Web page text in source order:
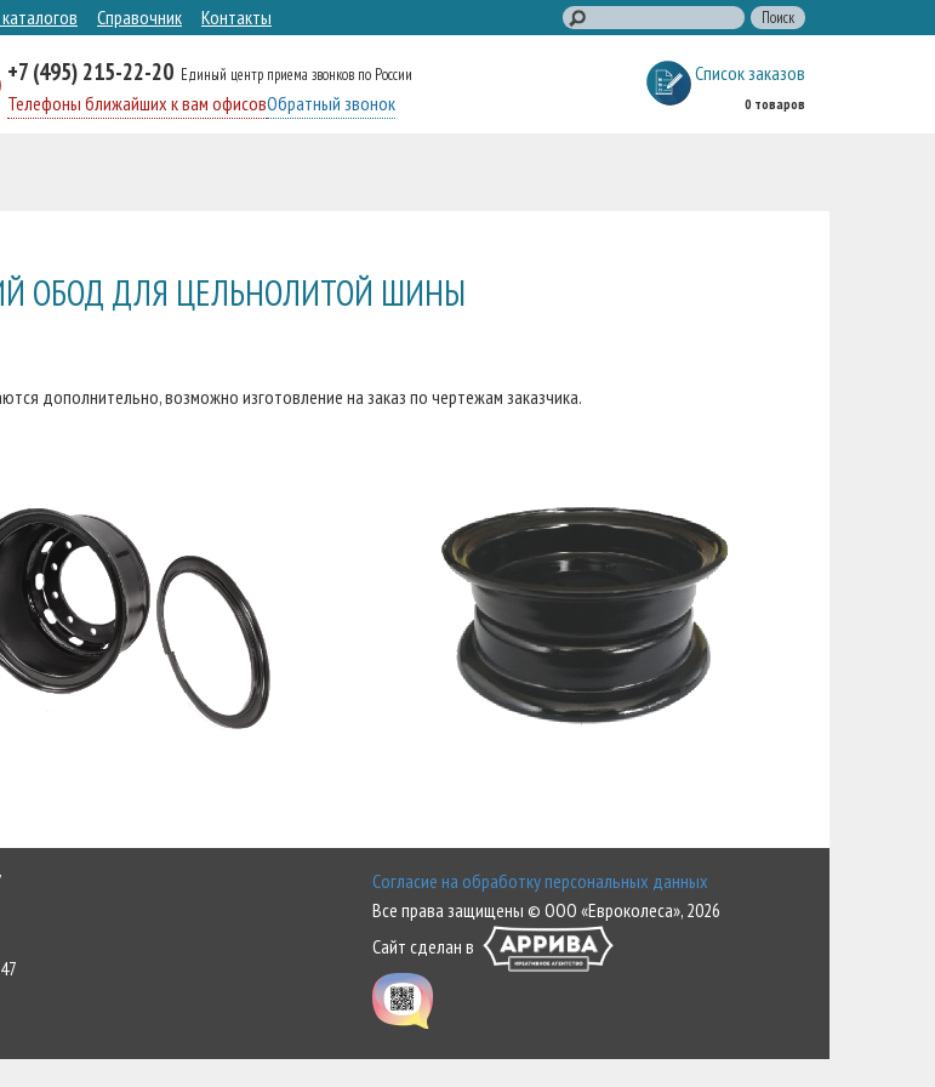
Справочник Контакты
+7 (495) 215-22-20 Единый центр приема звонков по России
Телефоны ближайших к вам офисовОбратный звонок
Список заказов
0 товаров
ОБОД ДЛЯ ЦЕЛЬНОЛИТОЙ ШИНЫ
дополнительно, возможно изготовление на заказ по чертежам заказчика.
Согласие на обработку персональных данных
Все права защищены © ООО «Евроколеса», 2026
Сайт сделан в